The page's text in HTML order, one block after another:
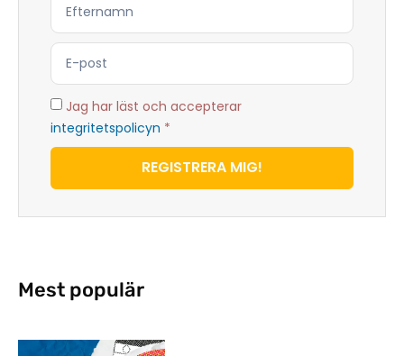
Jag har läst och accepterar
integritetspolicyn *
REGISTRERA MIG!
Mest populär